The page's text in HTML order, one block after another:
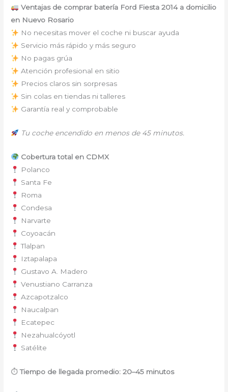
Ventajas de comprar batería Ford Fiesta 2014 a domicilio
en Nuevo Rosario
No necesitas mover el coche ni buscar ayuda
Servicio más rápido y más seguro
No pagas grúa
Atención profesional en sitio
Precios claros sin sorpresas
Sin colas en tiendas ni talleres
Garantía real y comprobable
Tu coche encendido en menos de 45 minutos.
Cobertura total en CDMX
Polanco
Santa Fe
Roma
Condesa
Narvarte
Coyoacán
Tlalpan
Iztapalapa
Gustavo A. Madero
Venustiano Carranza
Azcapotzalco
Naucalpan
Ecatepec
Nezahualcóyotl
Satélite
⏱Tiempo de llegada promedio: 20–45 minutos